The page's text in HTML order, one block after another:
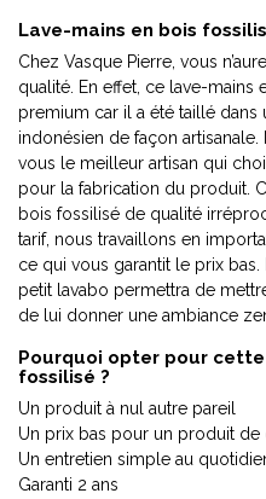
Lave-mains en bois
Chez Vasque Pierre, vous
qualité. En effet, ce lave-
premium car il a été taillé
indonésien de façon
vous le meilleur artisan qui
pour la fabrication du produit.
bois fossilisé de qualité
tarif, nous travaillons en
ce qui vous garantit le prix
petit lavabo permettra de
de lui donner une ambiance
Pourquoi opter pour
fossilisé ?
Un produit à nul autre pareil
Un prix bas pour un produit de
Un entretien simple au
Garanti 2 ans